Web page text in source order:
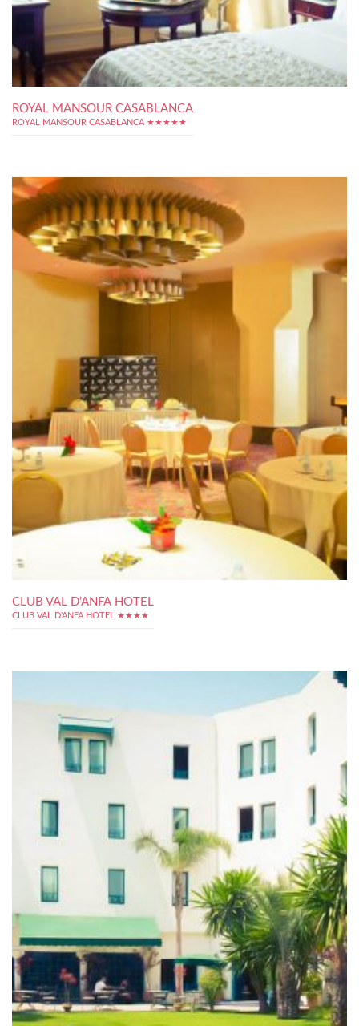
ROYAL MANSOUR CASABLANCA
ROYAL MANSOUR CASABLANCA ★★★★★
CLUB VAL D’ANFA HOTEL
CLUB VAL D'ANFA HOTEL ★★★★